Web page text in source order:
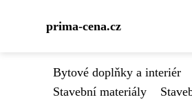
prima-cena.cz
Bytové doplňky a interiér
Stavební materiály